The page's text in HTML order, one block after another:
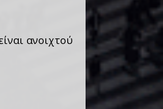
ανοιχτού